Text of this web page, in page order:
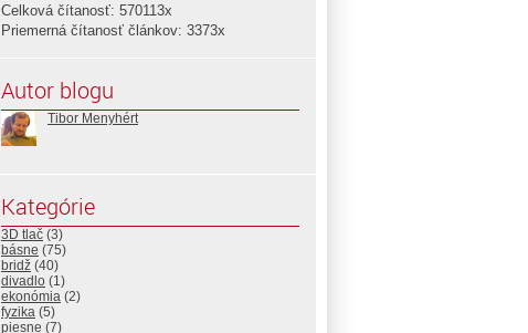
Celková čítanosť: 570113x
Priemerná čítanosť článkov: 3373x
Autor blogu
Tibor Menyhért
Kategórie
3D tlač (3)
básne (75)
bridž (40)
divadlo (1)
ekonómia (2)
fyzika (5)
piesne (7)